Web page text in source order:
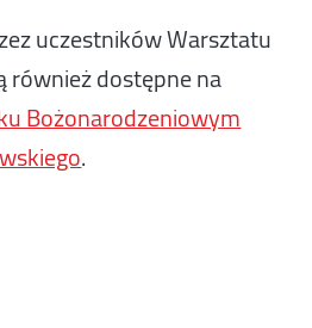
uczestników Warsztatu
również dostępne na
Bożonarodzeniowym
.